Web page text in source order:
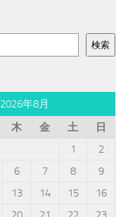
検索
2026年8月
木 金 土
日
1
2
6 7 8
9
13 14 15
16